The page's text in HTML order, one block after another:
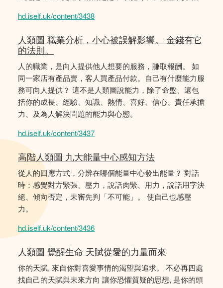
hd.iself.uk/content/3438
人類圖 職業分析，小心被誤解影響。 金錢有它
的法則。
人的職業，是向人提供他人想要的服務，賺取報酬。 如
同一家店有產品賣，客人買產品付款。自己有什麼能力服
務可向人提供？ 這不是人類圖說能力，除了命盤、還包
括你的成長、經驗、知識、熱情、喜好、信心、責任承擔
力、及為人解決問題的能力與心態。
hd.iself.uk/content/3437
高階人類圖 九大能量中心感知方法
從人的回應方式，分辨在哪個能量中心發出能量？ 對話
時：感覺對方緊張、壓力，說話肉緊、用力，說話用字決
絕、傾向否定，未審先判「不可能」。 使自己也感壓
力。
hd.iself.uk/content/3436
人類圖 覺醒生命 天賦從愛的力量而來
你的天賦, 來自你對喜愛事情的渴望與追求。 不必再四處
找自己的天賦與未來方向 讓你恐懼質疑的思想, 是你的頭